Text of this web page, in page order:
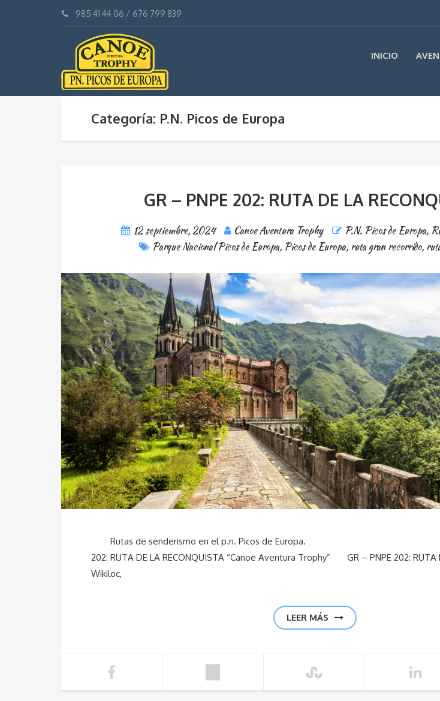
985 41 44 06 / 676 799 839
INICIO
Categoría: P.N. Picos de Europa
GR – PNPE 202: RUTA DE LA
12 septiembre, 2024 Canoe Aventura Trophy P.N. Picos de Europa,
Parque Nacional Picos de Europa, Picos de Europa, ruta gran recorrido,
Rutas de senderismo en el p.n. Picos de
202: RUTA DE LA RECONQUISTA “Canoe Aventura Trophy” GR – PNPE 202: RUTA
Wikiloc,
LEER MÁS